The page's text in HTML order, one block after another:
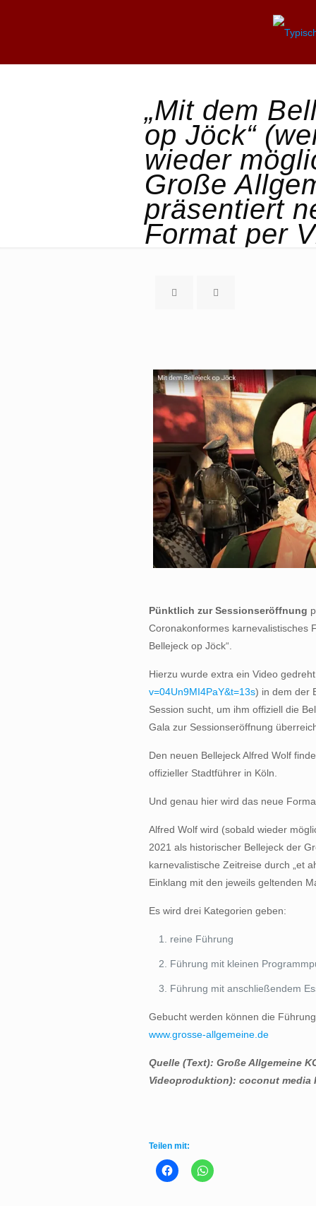
„Mit dem
op Jöck“
wieder
Große
präsentiert
Format per
Pünktlich zur Sessionseröffnung
Coronakonformes karnevalistisches
Bellejeck op Jöck“.
Hierzu wurde extra ein Video
v=04Un9MI4PaY&t=13s) in dem der
Session sucht, um ihm offiziell die
Gala zur Sessionseröffnung
Den neuen Bellejeck Alfred Wolf
offizieller Stadtführer in Köln.
Und genau hier wird das neue
Alfred Wolf wird (sobald wieder
2021 als historischer Bellejeck der
karnevalistische Zeitreise durch „et
Einklang mit den jeweils geltenden
Es wird drei Kategorien geben:
reine Führung
Führung mit kleinen
Führung mit anschließendem
Gebucht werden können die
www.grosse-allgemeine.de
Quelle (Text): Große Allgemeine
Videoproduktion): coconut media
Teilen mit: